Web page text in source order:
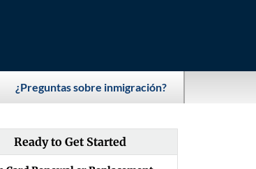
¿Preguntas sobre inmigración?
Ready to Get Started